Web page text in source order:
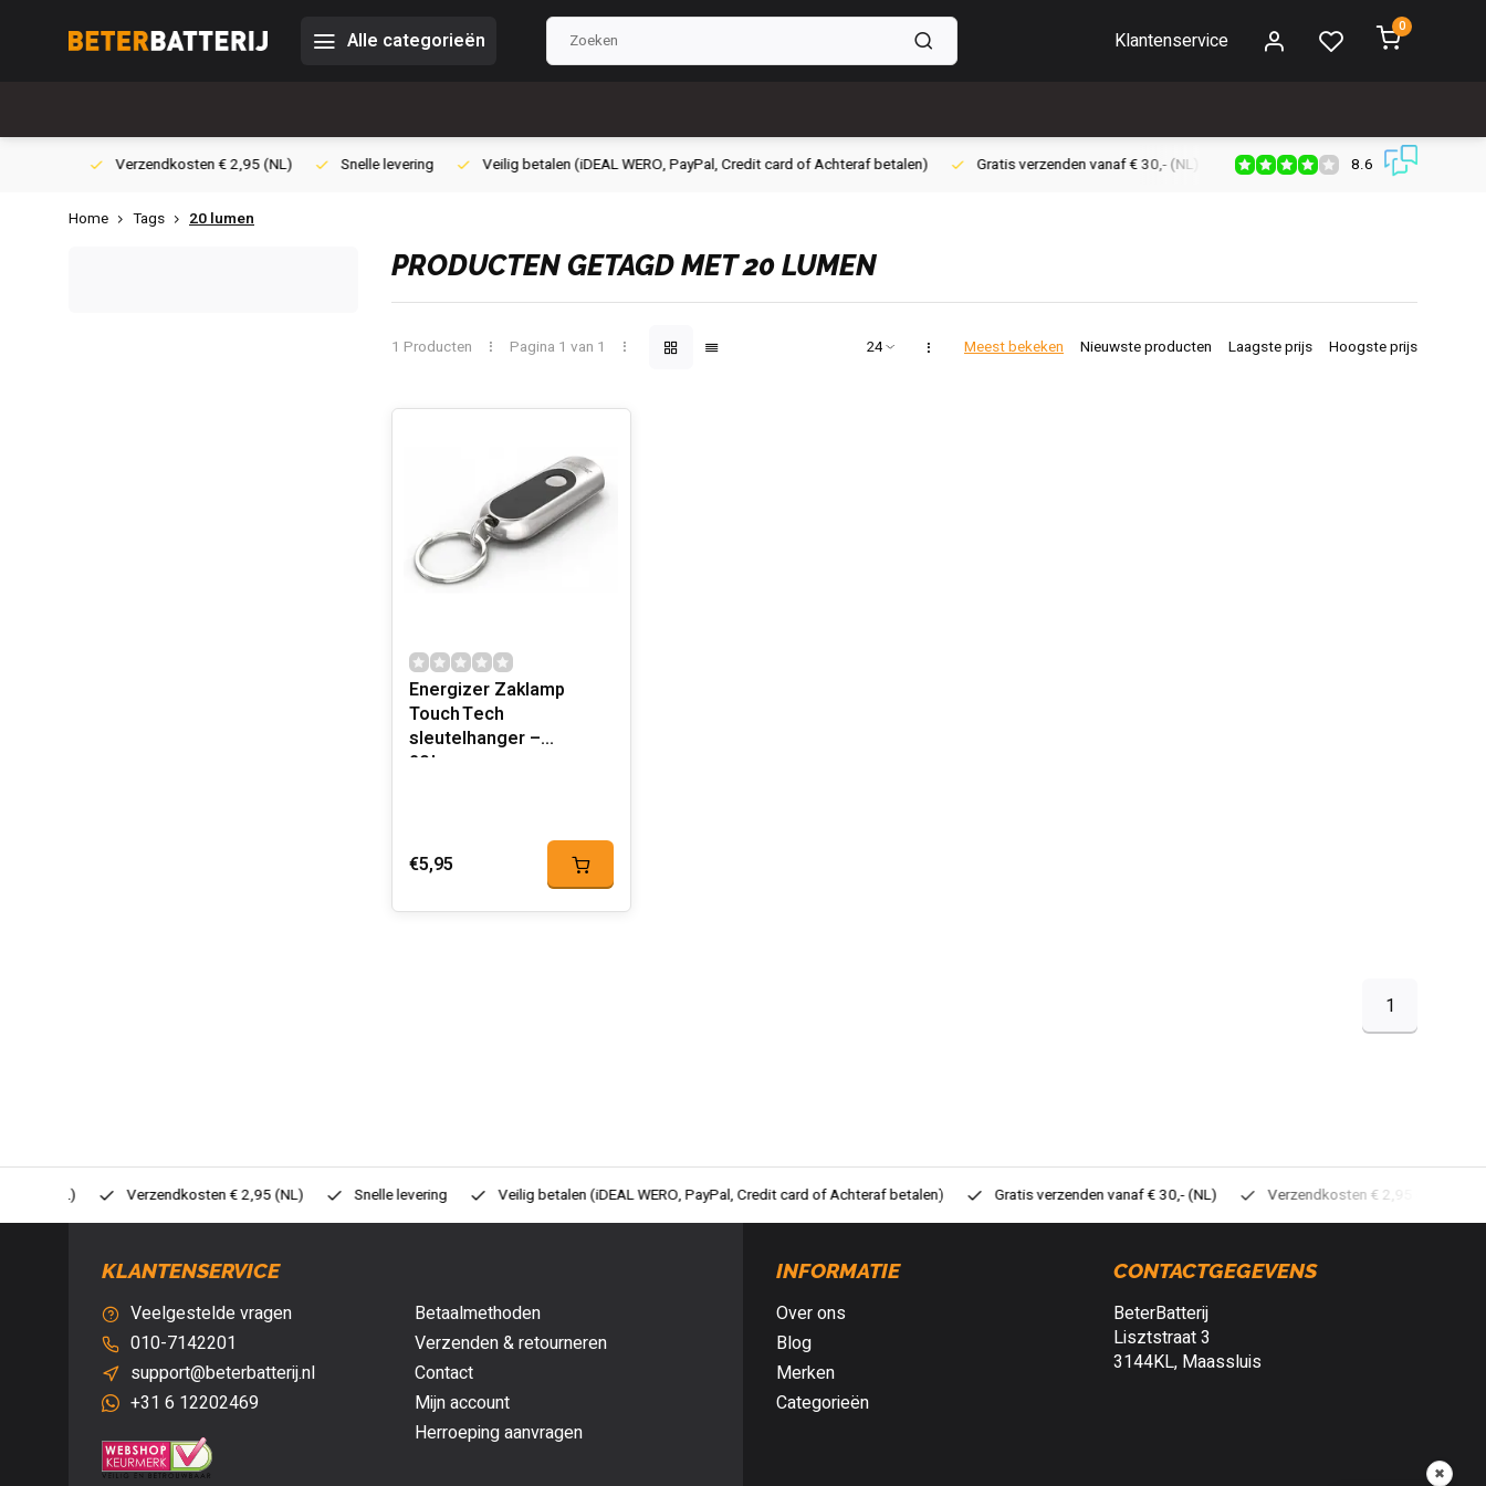
Alle categorieën Klantenservice
0
Verzendkosten € 2,95 (NL) Snelle levering Veilig betalen (iDEAL WERO, PayPal, Credit card of Achteraf betalen) Gratis verzenden vanaf € 30,- (NL) Verzendkosten € 2,95 (NL)
8.6
Home Tags 20 lumen
PRODUCTEN GETAGD MET 20 LUMEN
1 Producten Pagina 1 van 1 Meest bekeken Nieuwste producten Laagste prijs Hoogste prijs
Energizer Zaklamp
Touch Tech
sleutelhanger –
20 lumen
€5,95
1
Verzendkosten € 2,95 (NL) Snelle levering Veilig betalen (iDEAL WERO, PayPal, Credit card of Achteraf betalen) Gratis verzenden vanaf € 30,- (NL) Verzendkosten € 2,95 (NL)
KLANTENSERVICE
Veelgestelde vragen
010-7142201
support@beterbatterij.nl
+31 6 12202469
Betaalmethoden
Verzenden & retourneren
Contact
Mijn account
Herroeping aanvragen
INFORMATIE
Over ons
Blog
Merken
Categorieën
CONTACTGEGEVENS
BeterBatterij
Lisztstraat 3
3144KL, Maassluis
✖